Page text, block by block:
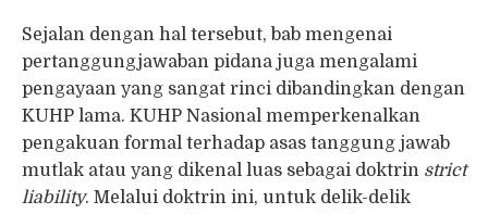
Sejalan dengan hal tersebut, bab mengenai
pertanggungjawaban pidana juga mengalami
pengayaan yang sangat rinci dibandingkan dengan
KUHP lama. KUHP Nasional memperkenalkan
pengakuan formal terhadap asas tanggung jawab
mutlak atau yang dikenal luas sebagai doktrin strict
liability. Melalui doktrin ini, untuk delik-delik